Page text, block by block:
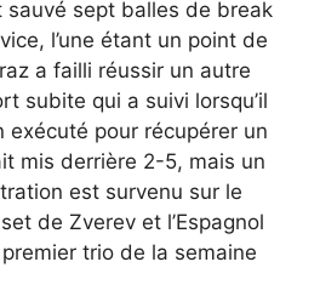
sauvé sept balles de break
l’une étant un point de
a failli réussir un autre
subite qui a suivi lorsqu’il
exécuté pour récupérer un
mis derrière 2-5, mais un
est survenu sur le
de Zverev et l’Espagnol
trio de la semaine